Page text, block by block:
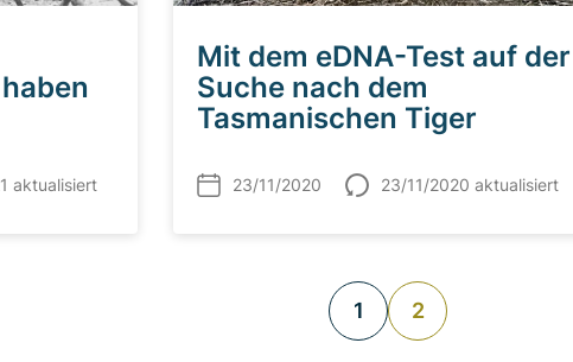
aktualisiert
Mit dem eDNA-Test auf der
Suche nach dem
Tasmanischen Tiger
23/11/2020 23/11/2020 aktualisiert
1 2